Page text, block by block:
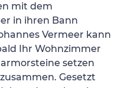
mit dem
in ihren Bann
Vermeer kann
Ihr Wohnzimmer
setzen
Gesetzt